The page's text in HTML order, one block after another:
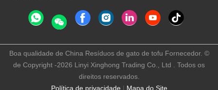
Política de privacidade| Mapa do Site
Boa qualidade de China Resíduos de gato de tofu Fornecedor. ©
de Copyright -2026 Linyi Xinghong Trading Co., Ltd . Todos os
direitos reservados.